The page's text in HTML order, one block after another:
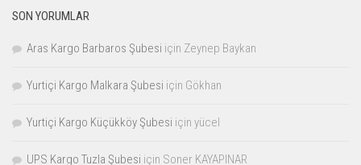
SON YORUMLAR
Aras Kargo Barbaros Şubesi için Zeynep Baykan
Yurtiçi Kargo Malkara Şubesi için Gökhan
Yurtiçi Kargo Küçükköy Şubesi için yücel
UPS Kargo Tuzla Şubesi için Soner KAYAPINAR